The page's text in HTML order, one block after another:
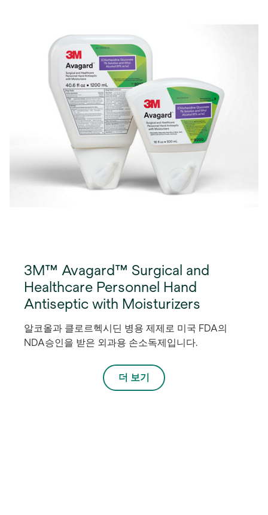
3M™ Avagard™ Surgical and
Healthcare Personnel Hand
Antiseptic with Moisturizers
알코올과 클로르헥시딘 병용 제제로 미국 FDA의
NDA승인을 받은 외과용 손소독제입니다.
더 보기